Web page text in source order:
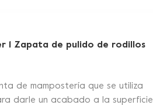
1 Zapata de pulido de rodillos
de mampostería que se utiliza
darle un acabado a la superficie